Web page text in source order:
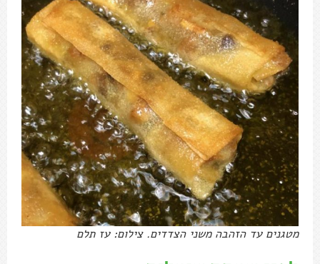
מטגנים עד הזהבה משני הצדדים. צילום: עז תלם